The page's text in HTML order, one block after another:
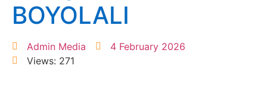
BOYOLALI
Admin Media
4 February 2026
Views: 271